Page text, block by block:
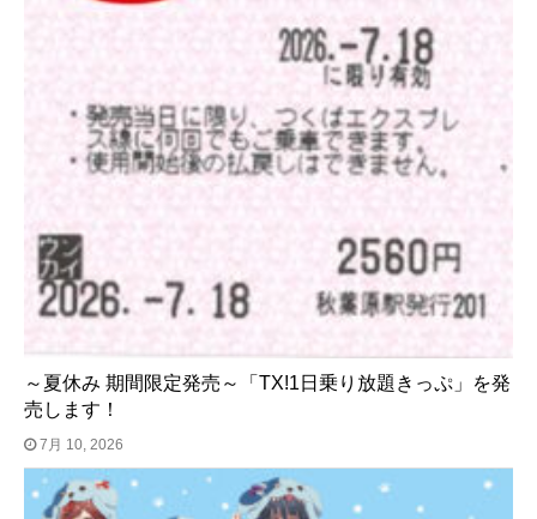
～夏休み 期間限定発売～「TX!1日乗り放題きっぷ」を発
売します！
7月 10, 2026